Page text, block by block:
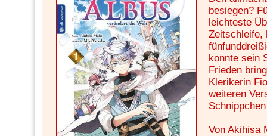
besiegen?
leichteste
Zeitschleife,
konnte sein
Frieden
Klerikerin
weiteren
Von Akihisa